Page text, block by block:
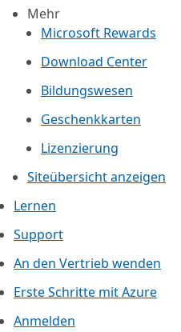
Mehr
Microsoft Rewards
Download Center
Bildungswesen
Geschenkkarten
Lizenzierung
Siteübersicht anzeigen
Lernen
Support
An den Vertrieb wenden
Erste Schritte mit Azure
Anmelden